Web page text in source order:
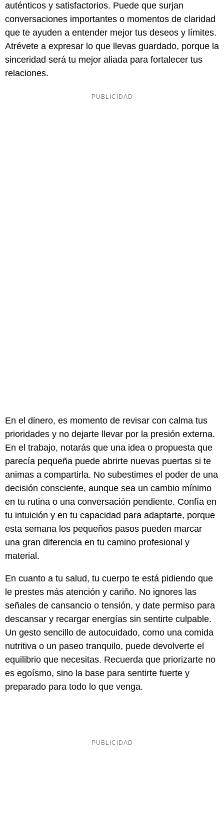
auténticos y satisfactorios. Puede que surjan
conversaciones importantes o momentos de claridad
que te ayuden a entender mejor tus deseos y límites.
Atrévete a expresar lo que llevas guardado, porque la
sinceridad será tu mejor aliada para fortalecer tus
relaciones.
En el dinero, es momento de revisar con calma tus
prioridades y no dejarte llevar por la presión externa.
En el trabajo, notarás que una idea o propuesta que
parecía pequeña puede abrirte nuevas puertas si te
animas a compartirla. No subestimes el poder de una
decisión consciente, aunque sea un cambio mínimo
en tu rutina o una conversación pendiente. Confía en
tu intuición y en tu capacidad para adaptarte, porque
esta semana los pequeños pasos pueden marcar
una gran diferencia en tu camino profesional y
material.
En cuanto a tu salud, tu cuerpo te está pidiendo que
le prestes más atención y cariño. No ignores las
señales de cansancio o tensión, y date permiso para
descansar y recargar energías sin sentirte culpable.
Un gesto sencillo de autocuidado, como una comida
nutritiva o un paseo tranquilo, puede devolverte el
equilibrio que necesitas. Recuerda que priorizarte no
es egoísmo, sino la base para sentirte fuerte y
preparado para todo lo que venga.